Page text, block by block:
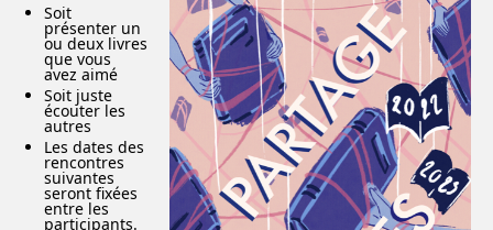
Soit
présenter un
ou deux livres
que vous
avez aimé
Soit juste
écouter les
autres
Les dates des
rencontres
suivantes
seront fixées
entre les
participants.